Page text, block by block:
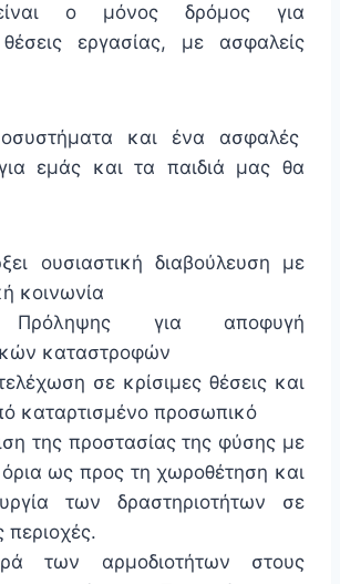
ο μόνος δρόμος για
θέσεις εργασίας, με ασφαλείς
και ένα ασφαλές
εμάς και τα παιδιά μας θα
ουσιαστική διαβούλευση με
κοινωνία
για αποφυγή
καταστροφών
σε κρίσιμες θέσεις και
καταρτισμένο προσωπικό
της προστασίας της φύσης με
ως προς τη χωροθέτηση και
των δραστηριοτήτων σε
περιοχές.
των αρμοδιοτήτων στους